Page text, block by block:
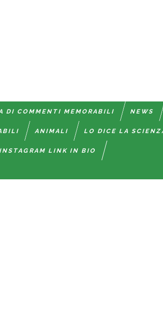
DI COMMENTI MEMORABILI NEWS
ANIMALI LO DICE LA
INSTAGRAM LINK IN BIO